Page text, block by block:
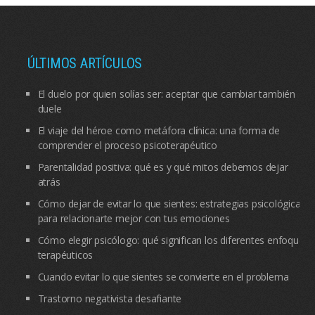
ÚLTIMOS ARTÍCULOS
El duelo por quien solías ser: aceptar que cambiar también
duele
El viaje del héroe como metáfora clínica: una forma de
comprender el proceso psicoterapéutico
Parentalidad positiva: qué es y qué mitos debemos dejar
atrás
Cómo dejar de evitar lo que sientes: estrategias psicológicas
para relacionarte mejor con tus emociones
Cómo elegir psicólogo: qué significan los diferentes enfoques
terapéuticos
Cuando evitar lo que sientes se convierte en el problema
Trastorno negativista desafiante